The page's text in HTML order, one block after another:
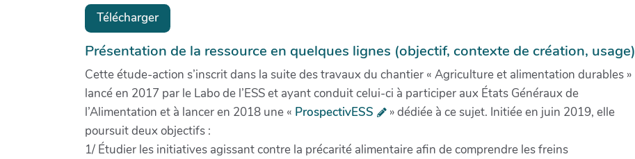
Télécharger
Présentation de la ressource en quelques lignes (objectif, contexte de création, usage)
Cette étude-action s’inscrit dans la suite des travaux du chantier « Agriculture et alimentation durables »
lancé en 2017 par le Labo de l’ESS et ayant conduit celui-ci à participer aux États Généraux de
l’Alimentation et à lancer en 2018 une « ProspectivESS
» dédiée à ce sujet. Initiée en juin 2019, elle
poursuit deux objectifs :
1/ Étudier les initiatives agissant contre la précarité alimentaire afin de comprendre les freins